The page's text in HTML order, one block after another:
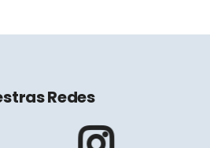
Redes